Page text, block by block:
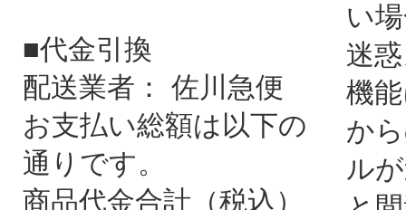
■代金引換
配送業者： 佐川急便
お支払い総額は以下の
通りです。
商品代金合計（税込）
い
迷
機
か
ル